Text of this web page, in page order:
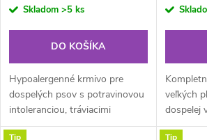
cena:Skladom >5 ks
DO KOŠÍKA
Hypoalergenné krmivo pre
dospelých psov s potravinovou
intoleranciou, tráviacimi
ťažkosťami alebo prejavmi
cena:
veľkých
dospelej
Tip Tip